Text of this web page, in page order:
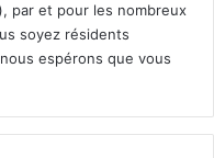
par et pour les nombreux
soyez résidents
espérons que vous